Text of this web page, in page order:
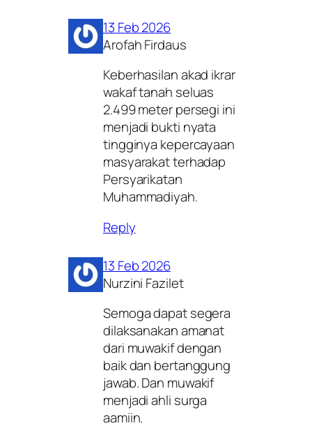
13 Feb 2026
Arofah Firdaus
Keberhasilan akad ikrar
wakaf tanah seluas
2.499 meter persegi ini
menjadi bukti nyata
tingginya kepercayaan
masyarakat terhadap
Persyarikatan
Muhammadiyah.
Reply
13 Feb 2026
Nurzini Fazilet
Semoga dapat segera
dilaksanakan amanat
dari muwakif dengan
baik dan bertanggung
jawab. Dan muwakif
menjadi ahli surga
aamiin.